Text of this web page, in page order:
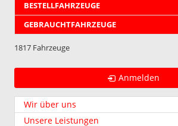
BESTELLFAHRZEUGE
GEBRAUCHTFAHRZEUGE
1817 Fahrzeuge
Anmelden
Wir über uns
Unsere Leistungen